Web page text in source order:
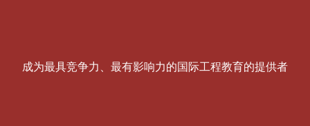
成为最具竞争力、最有影响力的国际工程教育的提供者